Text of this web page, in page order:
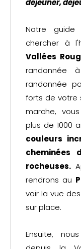
déjeuner,
Notre guide
chercher à
Vallées
randonnée
randonnée
forts de votre
marche,
plus de 1000
couleurs
cheminées
rocheuses.
rendrons au
voir la vue
sur place.
Ensuite,